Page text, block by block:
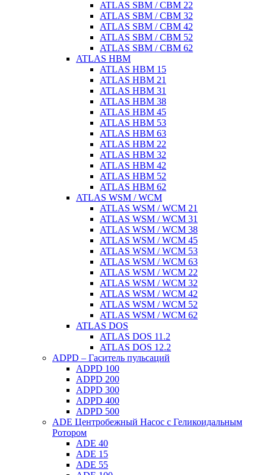
ATLAS SBM / CBM 22
ATLAS SBM / CBM 32
ATLAS SBM / CBM 42
ATLAS SBM / CBM 52
ATLAS SBM / CBM 62
ATLAS HBM
ATLAS HBM 15
ATLAS HBM 21
ATLAS HBM 31
ATLAS HBM 38
ATLAS HBM 45
ATLAS HBM 53
ATLAS HBM 63
ATLAS HBM 22
ATLAS HBM 32
ATLAS HBM 42
ATLAS HBM 52
ATLAS HBM 62
ATLAS WSM / WCM
ATLAS WSM / WCM 21
ATLAS WSM / WCM 31
ATLAS WSM / WCM 38
ATLAS WSM / WCM 45
ATLAS WSM / WCM 53
ATLAS WSM / WCM 63
ATLAS WSM / WCM 22
ATLAS WSM / WCM 32
ATLAS WSM / WCM 42
ATLAS WSM / WCM 52
ATLAS WSM / WCM 62
ATLAS DOS
ATLAS DOS 11.2
ATLAS DOS 12.2
ADPD – Гаситель пульсаций
ADPD 100
ADPD 200
ADPD 300
ADPD 400
ADPD 500
ADE Центробежный Насос с Геликоидальным
Ротором
ADE 40
ADE 15
ADE 55